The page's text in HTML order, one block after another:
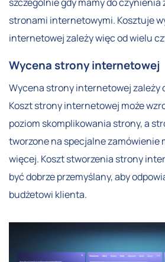
stronami internetowymi. Kosztuje
internetowej zależy więc od wielu
Wycena strony internetowej
Wycena strony internetowej zależy
Koszt strony internetowej może
poziom skomplikowania strony, a
tworzone na specjalne zamówienie
więcej. Koszt stworzenia strony
być dobrze przemyślany, aby
budżetowi klienta.